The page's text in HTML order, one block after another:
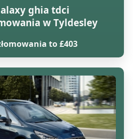
ghia tdci
w Tyldesley
to £403